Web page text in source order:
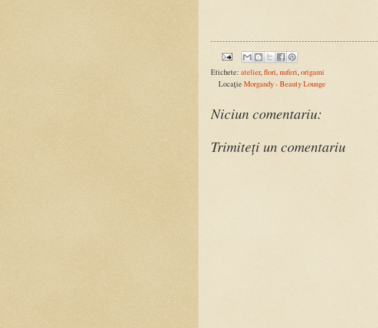
Etichete: atelier,flori,nuferi,origami
Locaţie Morgandy - Beauty Lounge
Niciun comentariu:
Trimiteți un comentariu